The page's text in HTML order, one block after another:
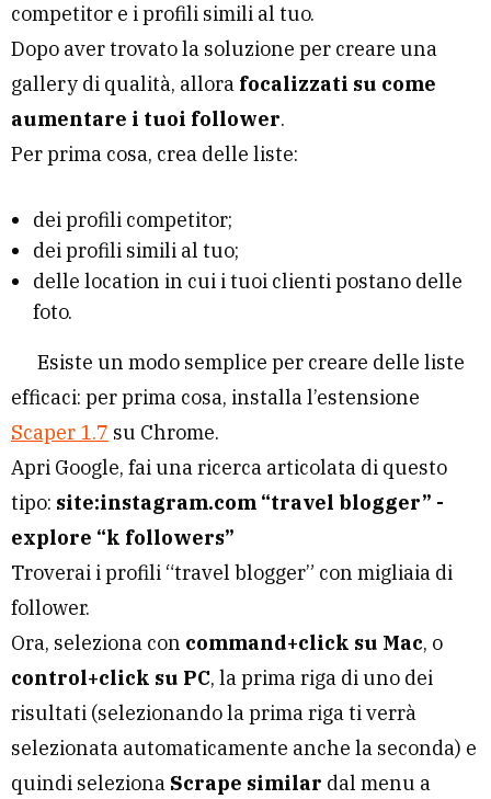
competitor e i profili simili al tuo.
Dopo aver trovato la soluzione per creare una
gallery di qualità, allora focalizzati su come
aumentare i tuoi follower.
Per prima cosa, crea delle liste:
dei profili competitor;
dei profili simili al tuo;
delle location in cui i tuoi clienti postano delle
foto.
Esiste un modo semplice per creare delle liste
efficaci: per prima cosa, installa l’estensione
Scaper 1.7 su Chrome.
Apri Google, fai una ricerca articolata di questo
tipo: site:instagram.com “travel blogger” -
explore “k followers”
Troverai i profili “travel blogger” con migliaia di
follower.
Ora, seleziona con command+click su Mac, o
control+click su PC, la prima riga di uno dei
risultati (selezionando la prima riga ti verrà
selezionata automaticamente anche la seconda) e
quindi seleziona Scrape similar dal menu a